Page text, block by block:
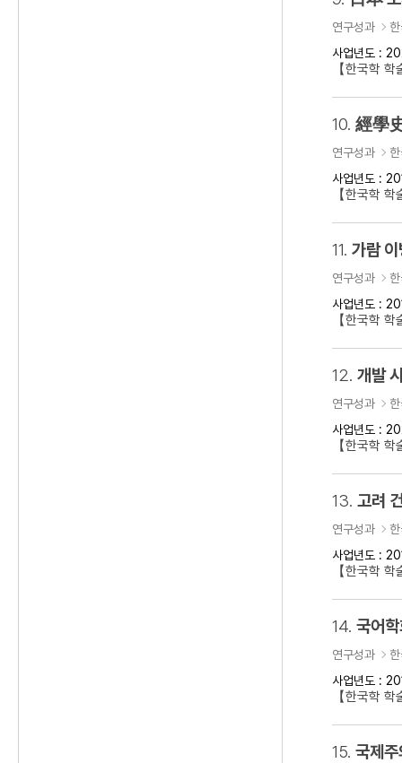
연구성과
사업년도 :
【한국학
10. 經學
연구성과
사업년도 :
【한국학
11. 가람
연구성과
사업년도 :
【한국학
12. 개발
연구성과
사업년도 :
【한국학
13. 고려
연구성과
사업년도 :
【한국학
14. 국어
연구성과
사업년도 :
【한국학
15. 국제